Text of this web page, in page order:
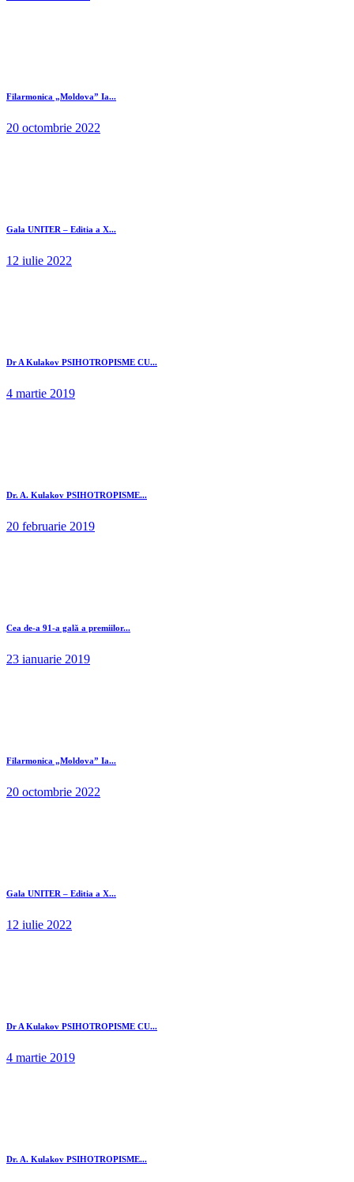
Filarmonica „Moldova” Ia...
20 octombrie 2022
Gala UNITER – Editia a X...
12 iulie 2022
Dr A Kulakov PSIHOTROPISME CU...
4 martie 2019
Dr. A. Kulakov PSIHOTROPISME...
20 februarie 2019
Cea de-a 91-a gală a premiilor...
23 ianuarie 2019
Filarmonica „Moldova” Ia...
20 octombrie 2022
Gala UNITER – Editia a X...
12 iulie 2022
Dr A Kulakov PSIHOTROPISME CU...
4 martie 2019
Dr. A. Kulakov PSIHOTROPISME...